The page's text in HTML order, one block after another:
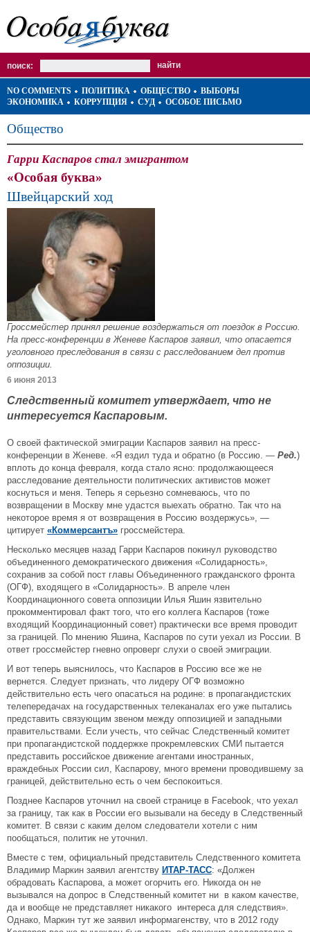
поиск:
NO COMMENTS ПОЛИТИКА ОБЩЕСТВО
ВЫБОРЫ
ЭКОНОМИКА
КОРРУПЦИЯ СУД ОСОБОЕ ПИСЬМО
Общество
Гарри Каспаров стал эмигрантом
«Особая буква»
Швейцарский ход
Гроссмейстер принял решение воздержаться от поездок в Россию.
На пресс-конференции в Женеве Каспаров заявил, что опасается
уголовного преследования в связи с расследованием дел против
оппозиции.
6 июня 2013
Следственный комитет утверждает, что не
интересуется Каспаровым.
О своей фактической эмиграции Каспаров заявил на пресс-
конференции в Женеве. «Я ездил туда и обратно (в Россию. — Ред.)
вплоть до конца февраля, когда стало ясно: продолжающееся
расследование деятельности политических активистов может
коснуться и меня. Теперь я серьезно сомневаюсь, что по
возвращении в Москву мне удастся выехать обратно. Так что на
некоторое время я от возвращения в Россию воздержусь», —
цитирует «Коммерсантъ» гроссмейстера.
Несколько месяцев назад Гарри Каспаров покинул руководство
объединенного демократического движения «Солидарность»,
сохранив за собой пост главы Объединенного гражданского фронта
(ОГФ), входящего в «Солидарность». В апреле член
Координационного совета оппозиции Илья Яшин язвительно
прокомментировал факт того, что его коллега Каспаров (тоже
входящий Координационный совет) практически все время проводит
за границей. По мнению Яшина, Каспаров по сути уехал из России. В
ответ гроссмейстер гневно опроверг слухи о своей эмиграции.
И вот теперь выяснилось, что Каспаров в Россию все же не
вернется. Следует признать, что лидеру ОГФ возможно
действительно есть чего опасаться на родине: в пропагандистских
телепередачах на государственных телеканалах его уже пытались
представить связующим звеном между оппозицией и западными
правительствами. Если учесть, что сейчас Следственный комитет
при пропагандистской поддержке прокремлевских СМИ пытается
представить российское движение агентами иностранных,
враждебных России сил, Каспарову, много времени проводившему за
границей, действительно есть о чем беспокоиться.
Позднее Каспаров уточнил на своей странице в Facebook, что уехал
за границу, так как в России его вызывали на беседу в Следственный
комитет. В связи с каким делом следователи хотели с ним
пообщаться, политик не уточнил.
Вместе с тем, официальный представитель Следственного комитета
Владимир Маркин заявил агентству ИТАР-ТАСС: «Должен
обрадовать Каспарова, а может огорчить его. Никогда он не
вызывался на допрос в Следственный комитет ни в каком качестве,
да и вообще не представляет никакого интереса для следствия».
Однако, Маркин тут же заявил информагенству, что в 2012 году